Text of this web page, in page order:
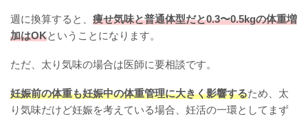
週に換算すると、 痩せ気味と普通体型だと0.3〜0.5kgの体重増
加はOKということになります。
ただ、太り気味の場合は医師に要相談です。
妊娠前の体重も妊娠中の体重管理に大きく影響するため、太
り気味だけど妊娠を考えている場合、妊活の一環としてまず